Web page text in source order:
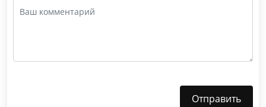
Отправить